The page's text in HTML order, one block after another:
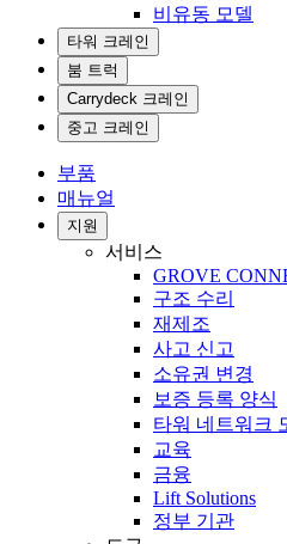
비유동 모델
타워 크레인
붐 트럭
Carrydeck 크레인
중고 크레인
부품
매뉴얼
지원
서비스
GROVE
구조 수리
재제조
사고 신고
소유권 변경
보증 등록 양식
타워 네트워크
교육
금융
Lift Solutions
정부 기관